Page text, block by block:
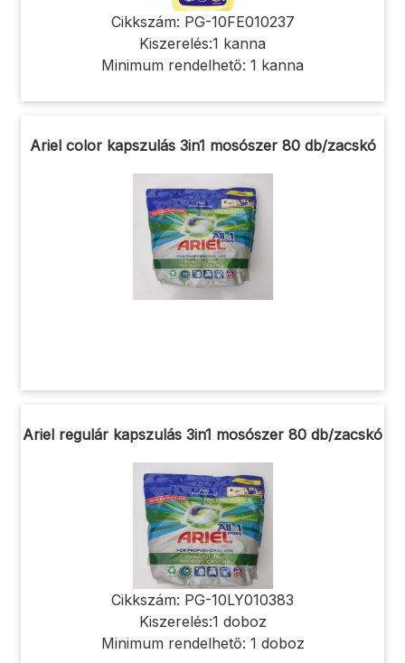
Cikkszám: PG-10FE010237
Kiszerelés:1 kanna
Minimum rendelhető: 1 kanna
Ariel color kapszulás 3in1 mosószer 80 db/zacskó
Ariel regulár kapszulás 3in1 mosószer 80 db/zacskó
Cikkszám: PG-10LY010383
Kiszerelés:1 doboz
Minimum rendelhető: 1 doboz